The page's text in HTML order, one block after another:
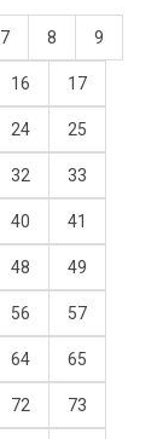
7 8 9
16 17
24 25
32 33
40 41
48 49
56 57
64 65
72 73